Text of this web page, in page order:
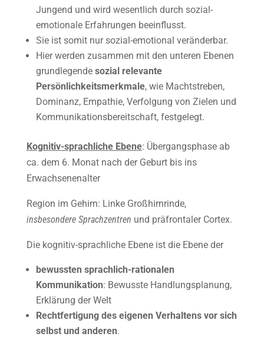
Jungend und wird wesentlich durch sozial-
emotionale Erfahrungen beeinflusst.
Sie ist somit nur sozial-emotional veränderbar.
Hier werden zusammen mit den unteren Ebenen
grundlegende sozial relevante
Persönlichkeitsmerkmale, wie Machtstreben,
Dominanz, Empathie, Verfolgung von Zielen und
Kommunikationsbereitschaft, festgelegt.
Kognitiv-sprachliche Ebene: Übergangsphase ab
ca. dem 6. Monat nach der Geburt bis ins
Erwachsenenalter
Region im Gehirn: Linke Großhirnrinde,
insbesondere Sprachzentren und präfrontaler Cortex.
Die kognitiv-sprachliche Ebene ist die Ebene der
bewussten sprachlich-rationalen
Kommunikation: Bewusste Handlungsplanung,
Erklärung der Welt
Rechtfertigung des eigenen Verhaltens vor sich
selbst und anderen.